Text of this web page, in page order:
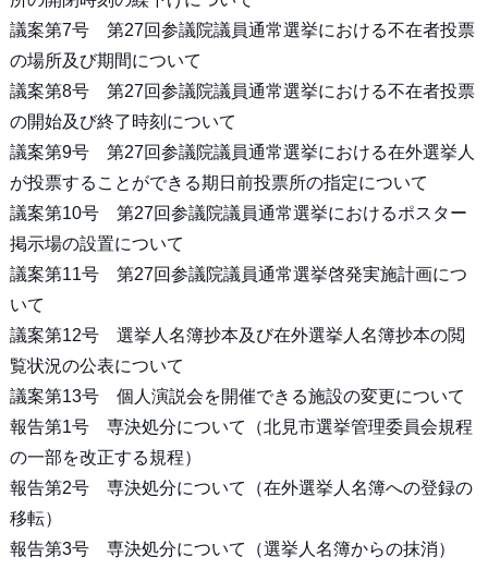
議案第7号 第27回参議院議員通常選挙における不在者投票
の場所及び期間について
議案第8号 第27回参議院議員通常選挙における不在者投票
の開始及び終了時刻について
議案第9号 第27回参議院議員通常選挙における在外選挙人
が投票することができる期日前投票所の指定について
議案第10号 第27回参議院議員通常選挙におけるポスター
掲示場の設置について
議案第11号 第27回参議院議員通常選挙啓発実施計画につ
いて
議案第12号 選挙人名簿抄本及び在外選挙人名簿抄本の閲
覧状況の公表について
議案第13号 個人演説会を開催できる施設の変更について
報告第1号 専決処分について（北見市選挙管理委員会規程
の一部を改正する規程）
報告第2号 専決処分について（在外選挙人名簿への登録の
移転）
報告第3号 専決処分について（選挙人名簿からの抹消）